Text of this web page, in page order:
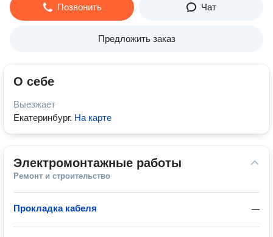
Позвонить Чат
Предложить заказ
О себе
Выезжает
Екатеринбург. На карте
Электромонтажные работы
Ремонт и строительство
—
Прокладка кабеля